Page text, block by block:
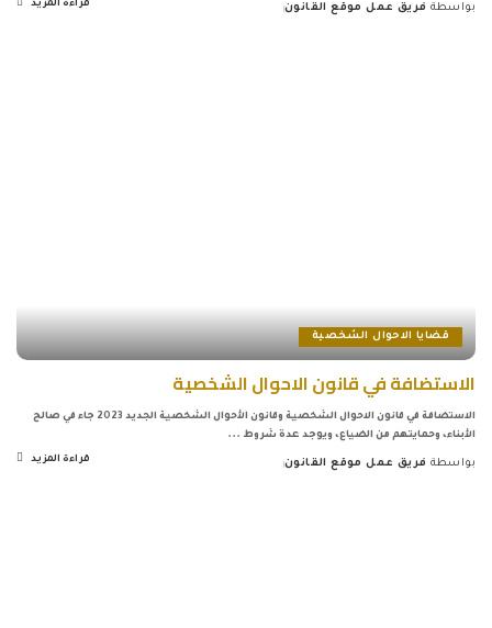
بواسطة فريق عمل موقع القانون قراءة المزيد
قضايا الاحوال الشخصية
الاستضافة في قانون الاحوال الشخصية
الاستضافة في قانون الاحوال الشخصية وقانون الأحوال الشخصية الجديد 2023 جاء في صالح
الأبناء، وحمايتهم من الضياع، ويوجد عدة شروط ...
Posted
بواسطة فريق عمل موقع القانون قراءة المزيد